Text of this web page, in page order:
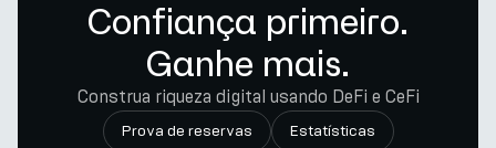
Confiança primeiro.
Ganhe mais.
Construa riqueza digital usando DeFi e CeFi
Prova de reservas Estatísticas